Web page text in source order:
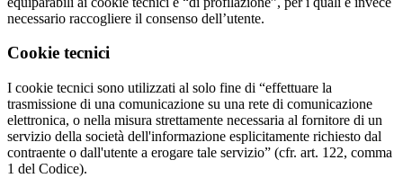
necessario raccogliere il consenso dell’utente.
Cookie tecnici
I cookie tecnici sono utilizzati al solo fine di “effettuare la
trasmissione di una comunicazione su una rete di comunicazione
elettronica, o nella misura strettamente necessaria al fornitore di un
servizio della società dell'informazione esplicitamente richiesto dal
contraente o dall'utente a erogare tale servizio” (cfr. art. 122, comma
1 del Codice).